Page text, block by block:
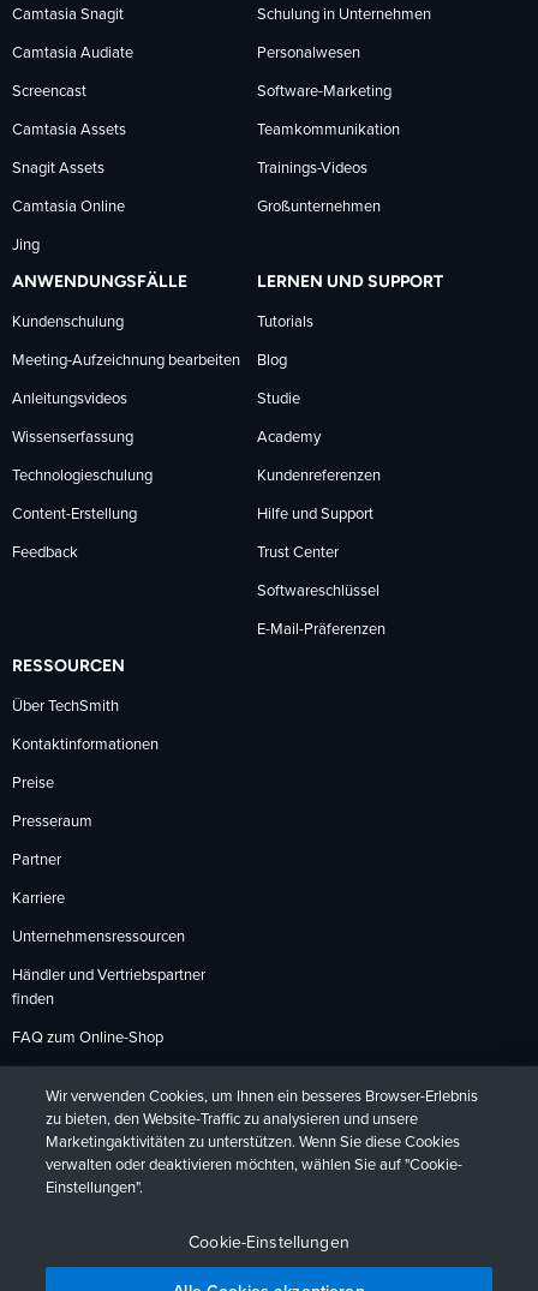
folgen
folgenfolgen
Camtasia Snagit
Camtasia Audiate
Screencast
Camtasia Assets
Snagit Assets
Camtasia Online
Jing
Schulung in Unternehmen
Personalwesen
Software-Marketing
Teamkommunikation
Trainings-Videos
Großunternehmen
ANWENDUNGSFÄLLE
Kundenschulung
Meeting-Aufzeichnung bearbeiten
Anleitungsvideos
Wissenserfassung
Technologieschulung
Content-Erstellung
Feedback
LERNEN UND SUPPORT
Tutorials
Blog
Studie
Academy
Kundenreferenzen
Hilfe und Support
Trust Center
Softwareschlüssel
E-Mail-Präferenzen
RESSOURCEN
Über TechSmith
Kontaktinformationen
Preise
Presseraum
Partner
Karriere
Unternehmensressourcen
Händler und Vertriebspartner
finden
FAQ zum Online-Shop
Rückgabebedingungen
DeutschFrançaisEspañol日本語
Wir verwenden Cookies, um Ihnen ein besseres Browser-Erlebnis
zu bieten, den Website-Traffic zu analysieren und unsere
Marketingaktivitäten zu unterstützen. Wenn Sie diese Cookies
verwalten oder deaktivieren möchten, wählen Sie auf "Cookie-
Einstellungen".
Cookie-Einstellungen